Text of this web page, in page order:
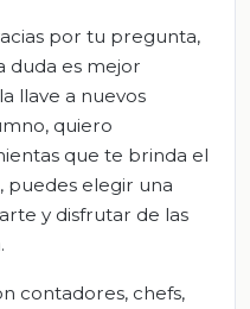
por tu pregunta,
duda es mejor
llave a nuevos
quiero
que te brinda el
puedes elegir una
y disfrutar de las
contadores, chefs,